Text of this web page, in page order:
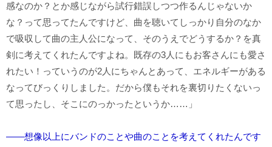
感なのか？とか感じながら試行錯誤しつつ作るんじゃないか
な？って思ってたんですけど、曲を聴いてしっかり自分のなか
で吸収して曲の主人公になって、そのうえでどうするか？を真
剣に考えてくれたんですよね。既存の3人にもお客さんにも愛さ
れたい！っていうのが2人にちゃんとあって、エネルギーがある
なってびっくりしました。だから僕もそれを裏切りたくないっ
て思ったし、そこにのっかったというか……」
――想像以上にバンドのことや曲のことを考えてくれたんです